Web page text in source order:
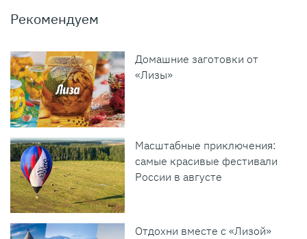
Рекомендуем
Домашние заготовки от
«Лизы»
Масштабные приключения:
самые красивые фестивали
России в августе
Отдохни вместе с «Лизой»